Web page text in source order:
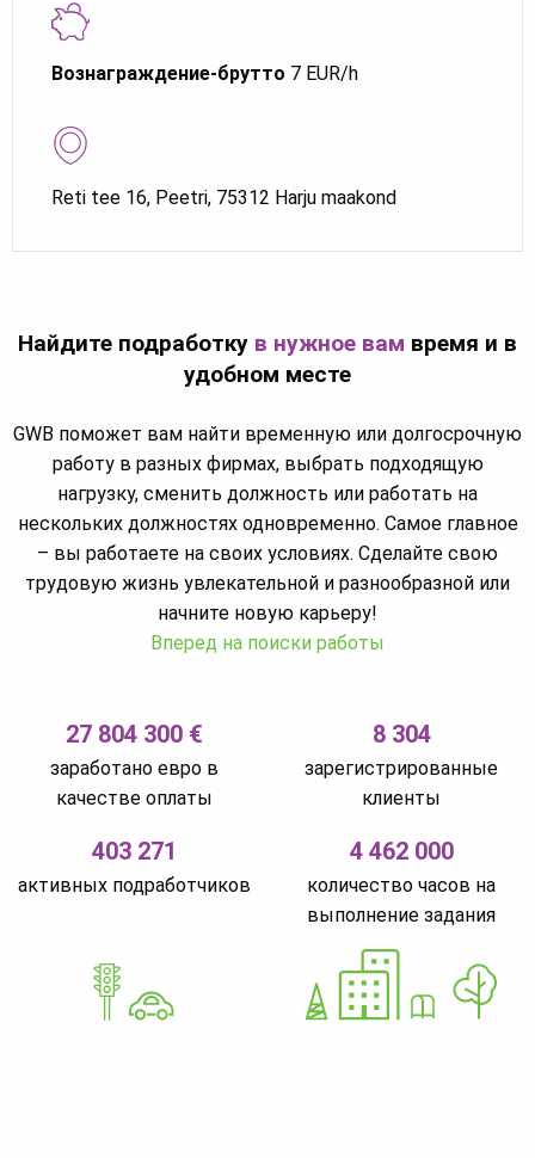
Вознаграждение-брутто 7 EUR/h
Reti tee 16, Peetri, 75312 Harju maakond
Найдите подработку в нужное вам время и в
удобном месте
GWB поможет вам найти временную или долгосрочную
работу в разных фирмах, выбрать подходящую
нагрузку, сменить должность или работать на
нескольких должностях одновременно. Самое главное
– вы работаете на своих условиях. Сделайте свою
трудовую жизнь увлекательной и разнообразной или
начните новую карьеру!
Вперед на поиски работы
27 804 300 €
заработано евро в
качестве оплаты
8 304
зарегистрированные
клиенты
403 271
активных подработчиков
4 462 000
количество часов на
выполнение задания